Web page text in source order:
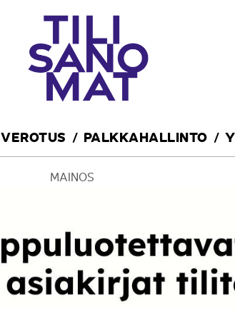
VEROTUS PALKKAHALLINTO
MAINOS